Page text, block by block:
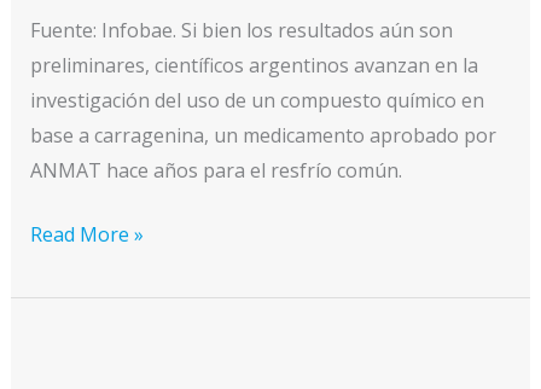
para
prevenir
COVID-
19
Fuente: Infobae. Si bien los resultados aún son
preliminares, científicos argentinos avanzan en la
investigación del uso de un compuesto químico en
base a carragenina, un medicamento aprobado por
ANMAT hace años para el resfrío común.
Un
nasal
Read More »